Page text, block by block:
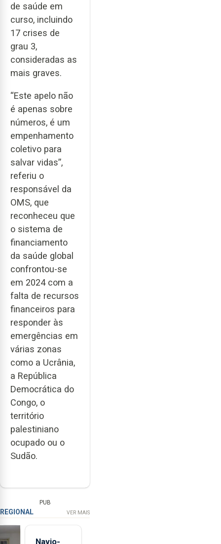
de saúde em
curso, incluindo
17 crises de
grau 3,
consideradas as
mais graves.
“Este apelo não
é apenas sobre
números, é um
empenhamento
coletivo para
salvar vidas”,
referiu o
responsável da
OMS, que
reconheceu que
o sistema de
financiamento
da saúde global
confrontou-se
em 2024 com a
falta de recursos
financeiros para
responder às
emergências em
várias zonas
como a Ucrânia,
a República
Democrática do
Congo, o
território
palestiniano
ocupado ou o
Sudão.
PUB
REGIONAL VER MAIS
Navio-